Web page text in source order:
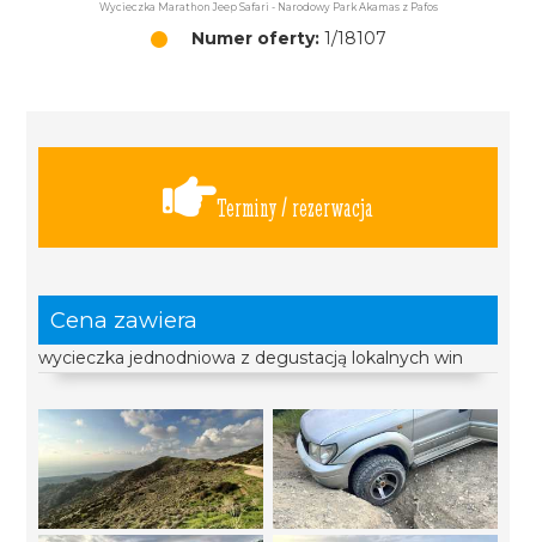
Wycieczka Marathon Jeep Safari - Narodowy Park Akamas z Pafos
Numer oferty:1/18107
Terminy / rezerwacja
Cena zawiera
wycieczka jednodniowa z degustacją lokalnych win